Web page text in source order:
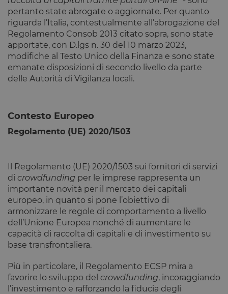
pertanto state abrogate o aggiornate. Per quanto
riguarda l’Italia, contestualmente all’abrogazione del
Regolamento Consob 2013 citato sopra, sono state
apportate, con D.lgs n. 30 del 10 marzo 2023,
modifiche al Testo Unico della Finanza e sono state
emanate disposizioni di secondo livello da parte
delle Autorità di Vigilanza locali.
Contesto Europeo
Regolamento (UE) 2020/1503
Il Regolamento (UE) 2020/1503 sui fornitori di servizi
di crowdfunding per le imprese rappresenta un
importante novità per il mercato dei capitali
europeo, in quanto si pone l’obiettivo di
armonizzare le regole di comportamento a livello
dell’Unione Europea nonché di aumentare le
capacità di raccolta di capitali e di investimento su
base transfrontaliera.
Più in particolare, il Regolamento ECSP mira a
favorire lo sviluppo del crowdfunding, incoraggiando
l’investimento e rafforzando la fiducia degli